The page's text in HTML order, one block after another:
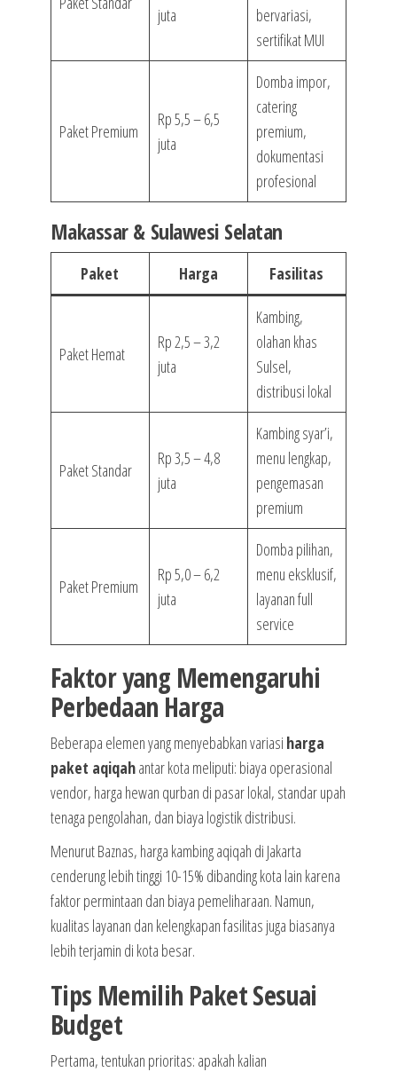
juta
bervariasi,
sertifikat MUI
Paket Premium
Rp 5,5 – 6,5
juta
Domba impor,
catering
premium,
dokumentasi
profesional
Makassar & Sulawesi Selatan
Paket Harga Fasilitas
Paket Hemat
Rp 2,5 – 3,2
juta
Kambing,
olahan khas
Sulsel,
distribusi lokal
Paket Standar
Rp 3,5 – 4,8
juta
Kambing syar’i,
menu lengkap,
pengemasan
premium
Paket Premium
Rp 5,0 – 6,2
juta
Domba pilihan,
menu eksklusif,
layanan full
service
Faktor yang Memengaruhi
Perbedaan Harga
Beberapa elemen yang menyebabkan variasi harga
paket aqiqahantar kota meliputi: biaya operasional
vendor, harga hewan qurban di pasar lokal, standar upah
tenaga pengolahan, dan biaya logistik distribusi.
Menurut Baznas, harga kambing aqiqah di Jakarta
cenderung lebih tinggi 10-15% dibanding kota lain karena
faktor permintaan dan biaya pemeliharaan. Namun,
kualitas layanan dan kelengkapan fasilitas juga biasanya
lebih terjamin di kota besar.
Tips Memilih Paket Sesuai
Budget
Pertama, tentukan prioritas: apakah kalian